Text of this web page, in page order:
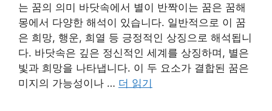
는 꿈의 의미 바닷속에서 별이 반짝이는 꿈은 꿈해
몽에서 다양한 해석이 있습니다. 일반적으로 이 꿈
은 희망, 행운, 희열 등 긍정적인 상징으로 해석됩니
다. 바닷속은 깊은 정신적인 세계를 상징하며, 별은
빛과 희망을 나타냅니다. 이 두 요소가 결합된 꿈은
미지의 가능성이나 … 더 읽기